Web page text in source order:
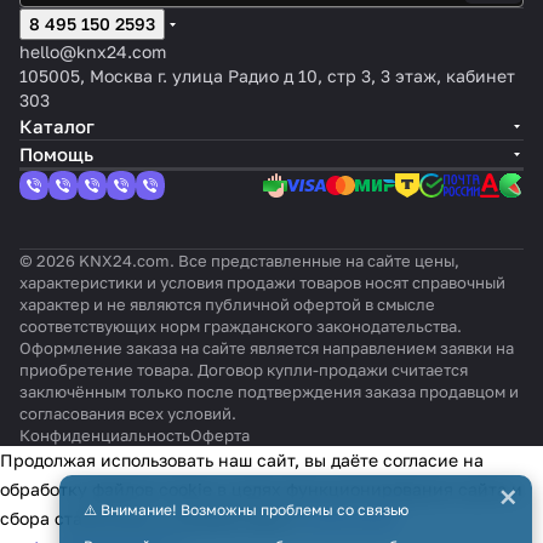
управлен
ия
HCL/RGB
, PD4N-
KNXs-
GH-DX-
SM
цвет:
Белый,
оттенок
ая
кость
ос
й нок:
нка
жав
стал
ь
,
Мок
ко
т:
ит
ая
эффект
я
эффекто
Se
8 495 150 2593
hello@knx24.com
105005, Москва г. улица Радио д 10, стр 3, 3 этаж, кабинет
303
Каталог
Помощь
© 2026 KNX24.com. Все представленные на сайте цены,
характеристики и условия продажи товаров носят справочный
характер и не являются публичной офертой в смысле
соответствующих норм гражданского законодательства.
Оформление заказа на сайте является направлением заявки на
приобретение товара. Договор купли-продажи считается
заключённым только после подтверждения заказа продавцом и
согласования всех условий.
КонфиденциальностьОферта
⚠️ Внимание! Возможны проблемы со связью
×
Продолжая использовать наш сайт, вы даёте согласие на
обработку файлов cookie в целях функционирования сайта и
сбора статистики в соответствии сполитикой